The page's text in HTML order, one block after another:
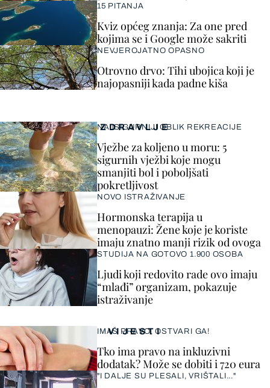
VIJESTI
IMAŠ PRAVO, OSTVARI GA!
Tko ima pravo na inkluzivni
dodatak? Može se dobiti i 720 eura
"I DALJE SU PLESALI, VRIŠTALI..."
ZDRAVLJE
NAJSIGURNIJI OBLIK REKREACIJE
Vježbe za koljeno u moru: 5
sigurnih vježbi koje mogu
smanjiti bol i poboljšati
pokretljivost
NOVO ISTRAŽIVANJE
Hormonska terapija u
menopauzi: Žene koje je koriste
imaju znatno manji rizik od ovoga
STUDIJA NA GOTOVO 1.900 OSOBA
Ljudi koji redovito rade ovo imaju
“mlađi” organizam, pokazuje
istraživanje
15 PITANJA
Kviz općeg znanja: Za one pred
kojima se i Google može sakriti
NEVJEROJATNO OPASNO
Otrovno drvo: Tihi ubojica koji je
najopasniji kada padne kiša